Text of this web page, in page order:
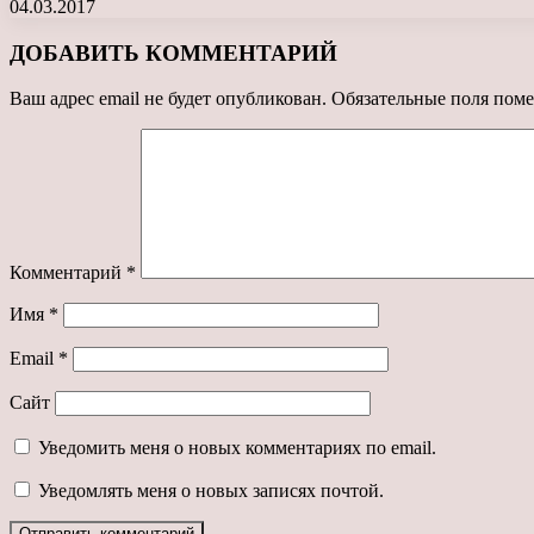
04.03.2017
ДОБАВИТЬ КОММЕНТАРИЙ
Ваш адрес email не будет опубликован. Обязательные поля
Комментарий *
Имя *
Email *
Сайт
Уведомить меня о новых комментариях по email.
Уведомлять меня о новых записях почтой.